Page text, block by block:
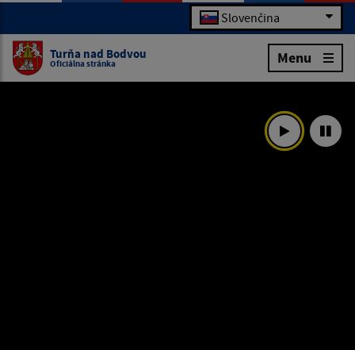
Slovenčina
Turňa nad Bodvou
Oficiálna stránka Menu